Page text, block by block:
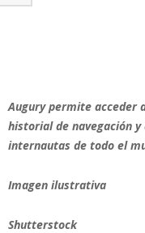
Augury permite acceder
historial de navegación
internautas de todo el
Imagen ilustrativa
Shutterstock